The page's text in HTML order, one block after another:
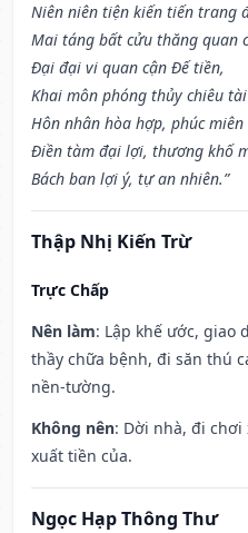
Niên niên tiện kiến tiến trang
Mai táng bất cửu thăng quan
Đại đại vi quan cận Đế tiền,
Khai môn phóng thủy chiêu
Hôn nhân hòa hợp, phúc miên
Điền tàm đại lợi, thương khố
Bách ban lợi ý, tự an nhiên.”
Thập Nhị Kiến Trừ
Trực Chấp
Nên làm: Lập khế ước, giao
thầy chữa bệnh, đi săn thú
nền-tường.
Không nên: Dời nhà, đi
xuất tiền của.
Ngọc Hạp Thông Thư